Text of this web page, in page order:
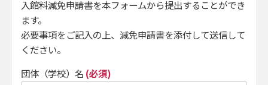
入館料減免申請書を本フォームから提出することができ
ます。
必要事項をご記入の上、減免申請書を添付して送信して
ください。
団体（学校）名 (必須)